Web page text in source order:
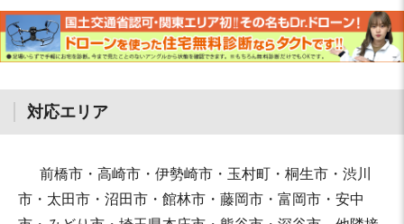
対応エリア
前橋市・高崎市・伊勢崎市・玉村町・桐生市・渋川
市・太田市・沼田市・館林市・藤岡市・富岡市・安中